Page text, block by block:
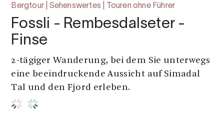
Bergtour | Sehenswertes | Touren ohne Führer
Fossli - Rembesdalseter -
Finse
2-tägiger Wanderung, bei dem Sie unterwegs
eine beeindruckende Aussicht auf Simadal
Tal und den Fjord erleben.